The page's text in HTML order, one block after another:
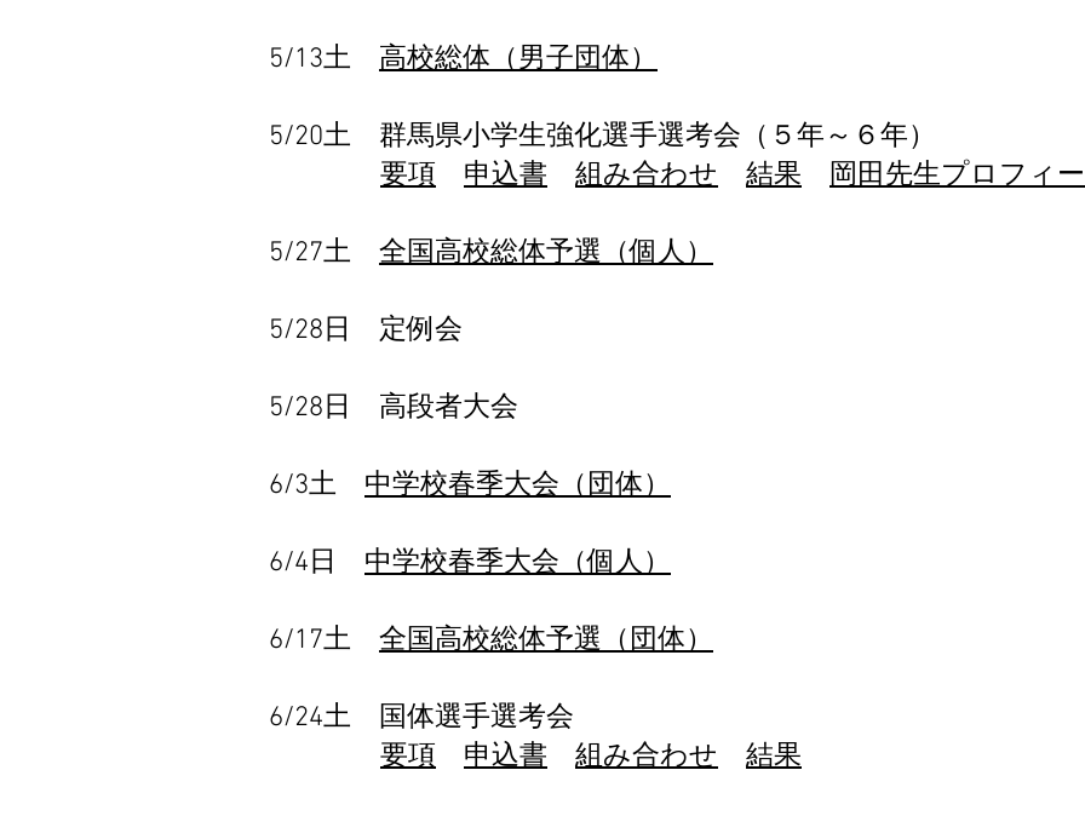
5/13土 高校総体（男子団体）
5/20土 群馬県小学生強化選手選考会（５年～６年）
要項 申込書 組み合わせ 結果 岡田先生プロフィ
5/27土 全国高校総体予選（個人）
5/28日 定例会
5/28日 高段者大会
6/3土 中学校春季大会（団体）
6/4日 中学校春季大会（個人）
6/17土 全国高校総体予選（団体）
6/24土 国体選手選考会
要項
申込書 組み合わせ 結果